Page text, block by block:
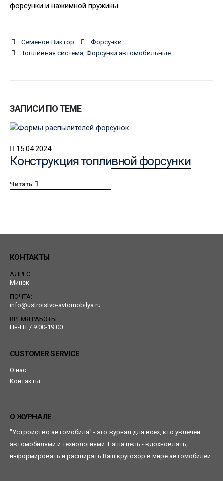
форсунки и нажимной пружины.
Семёнов Виктор
Форсунки
Топливная система Форсунки автомобильные
ЗАПИСИ ПО ТЕМЕ
15.04.2024
Конструкция топливной форсунки
Читать
КОНТАКТЫ
АДРЕС:
Минск
ПОЧТА:
info@ustroistvo-avtomobilya.ru
ВРЕМЯ РАБОТЫ:
Пн-Пт / 9:00-19:00
CUSTOMER SERVICE
О нас
Контакты
О ЖУРНАЛЕ
"Устройство автомобиля" - это журнал для всех, кто увлечен
автомобилями и технологиями. Наша цель - вдохновлять,
информировать и расширять Ваш кругозор в мире автомобилей